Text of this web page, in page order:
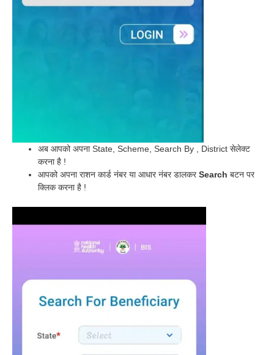
अब आपको अपना State, Scheme, Search By , District सेलेक्ट
करना है !
आपको अपना राशन कार्ड नंबर या आधार नंबर डालकरSearch बटन पर
क्लिक करना है !